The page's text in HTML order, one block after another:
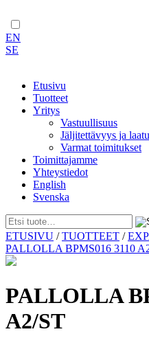
EN
SE
Etusivu
Tuotteet
Yritys
Vastuullisuus
Jäljitettävyys ja laatu
Varmat toimitukset
Toimittajamme
Yhteystiedot
English
Svenska
Skip
to
content
ETUSIVU /TUOTTEET /
PALLOLLA BPMS016 3110
PALLOLLA
A2/ST